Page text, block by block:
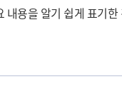
용을 알기 쉽게 표기